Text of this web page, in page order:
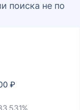
поиска не по
₽